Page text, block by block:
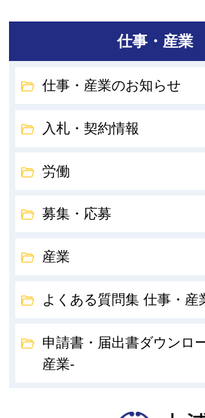
仕事・産業
仕事・産業のお知らせ
入札・契約情報
労働
募集・応募
産業
よくある質問集 仕事・産
申請書・届出書ダウンロ
産業-